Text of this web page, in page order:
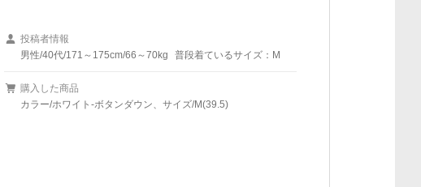
投稿者情報
男性/40代/171～175cm/66～70kg
普段着ているサイズ：M
購入した商品
カラー/ホワイト-ボタンダウン、サイズ/M(39.5)